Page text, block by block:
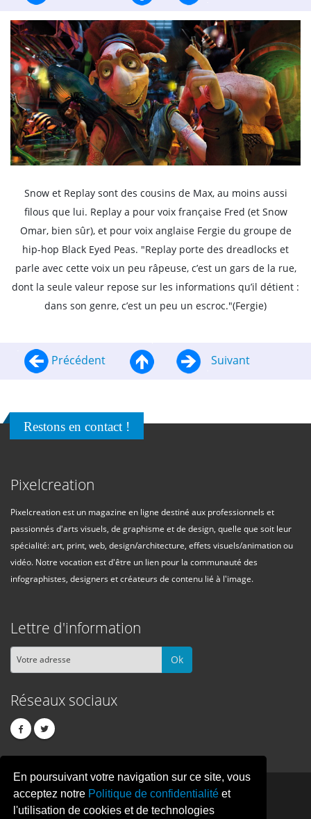
En poursuivant votre navigation sur ce site, vous
acceptez notre Politique de confidentialité et
l'utilisation de cookies et de technologies
Snow et Replay sont des cousins de Max, au moins aussi
filous que lui. Replay a pour voix française Fred (et Snow
Omar, bien sûr), et pour voix anglaise Fergie du groupe de
hip-hop Black Eyed Peas. "Replay porte des dreadlocks et
parle avec cette voix un peu râpeuse, c’est un gars de la rue,
dont la seule valeur repose sur les informations qu’il détient :
dans son genre, c’est un peu un escroc."(Fergie)
Précédent Suivant
Restons en contact !
Pixelcreation
Pixelcreation est un magazine en ligne destiné aux professionnels et
passionnés d'arts visuels, de graphisme et de design, quelle que soit leur
spécialité: art, print, web, design/architecture, effets visuels/animation ou
vidéo. Notre vocation est d'être un lien pour la communauté des
infographistes, designers et créateurs de contenu lié à l'image.
Lettre d'information
Ok
Réseaux sociaux
PIXELCREATION